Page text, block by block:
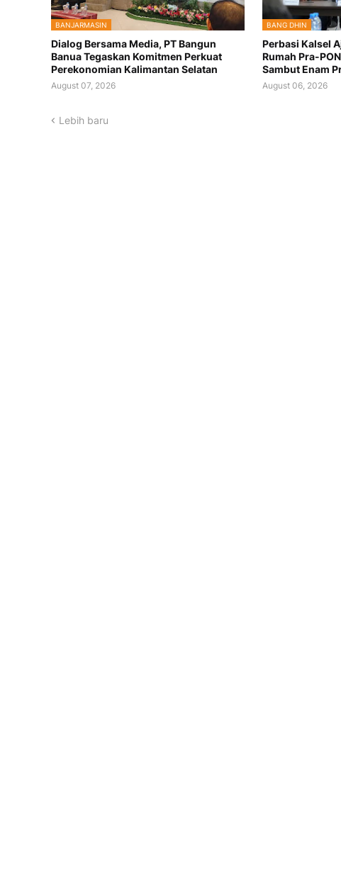
BANJARMASIN
Dialog Bersama Media, PT Bangun
Banua Tegaskan Komitmen Perkuat
Perekonomian Kalimantan Selatan
August 07, 2026
BANG DHIN
Perbasi Kalsel
Rumah Pra-
Sambut Enam
August 06, 2026
Lebih baru